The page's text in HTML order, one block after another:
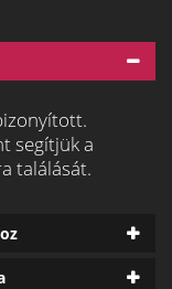
segítjük a
találását.